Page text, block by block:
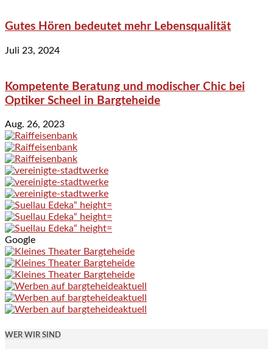
Gutes Hören bedeutet mehr Lebensqualität
Juli 23, 2024
Kompetente Beratung und modischer Chic bei
Optiker Scheel in Bargteheide
Aug. 26, 2023
Google
WER WIR SIND